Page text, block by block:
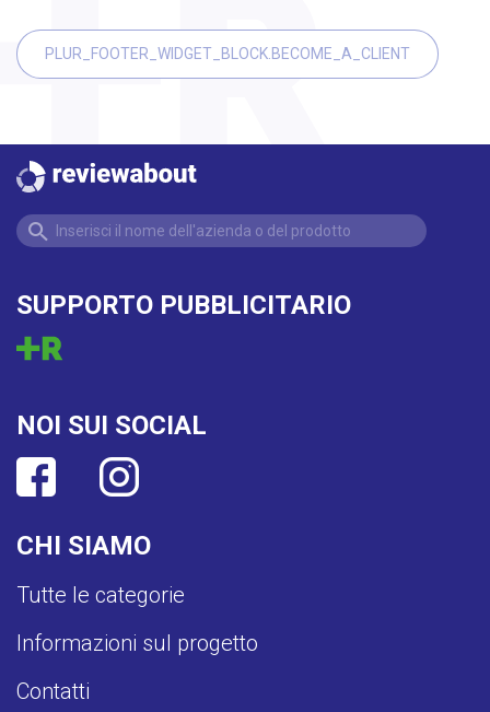
PLUR_FOOTER_WIDGET_BLOCK.BECOME_A_CLIENT
CHI SIAMO
Tutte le categorie
Informazioni sul progetto
Contatti
SUPPORTO PUBBLICITARIO
NOI SUI SOCIAL